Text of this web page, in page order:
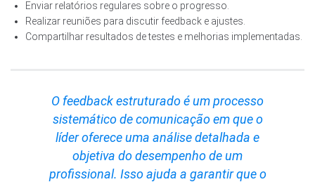
Enviar relatórios regulares sobre o progresso.
Realizar reuniões para discutir feedback e ajustes.
Compartilhar resultados de testes e melhorias implementadas.
O feedback estruturado é um processo
sistemático de comunicação em que o
líder oferece uma análise detalhada e
objetiva do desempenho de um
profissional. Isso ajuda a garantir que o